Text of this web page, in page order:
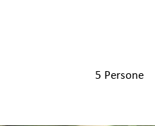
5 Persone